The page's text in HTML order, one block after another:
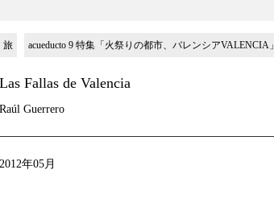
旅 acueducto 9 特集「火祭りの都市、バレンシアVALENCIA」
Las Fallas de Valencia
Raúl Guerrero
2012年05月